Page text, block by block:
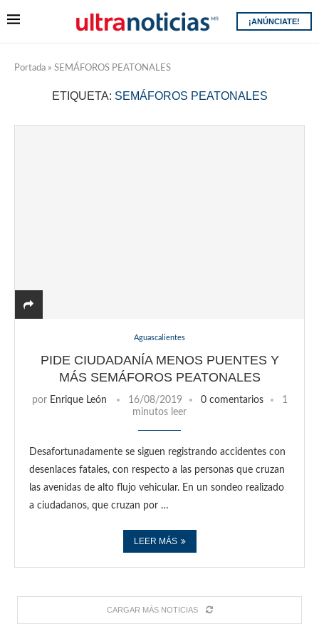
¡ANÚNCIATE!
Portada » SEMÁFOROS PEATONALES
ETIQUETA: SEMÁFOROS PEATONALES
Aguascalientes
PIDE CIUDADANÍA MENOS PUENTES Y
MÁS SEMÁFOROS PEATONALES
por Enrique León 16/08/2019 0 comentarios
1
minutos leer
Desafortunadamente se siguen registrando accidentes con
desenlaces fatales, con respecto a las personas que cruzan
las avenidas de alto flujo vehicular. En un sondeo realizado
a ciudadanos, que cruzan por …
LEER MÁS
CARGAR MÁS NOTICIAS